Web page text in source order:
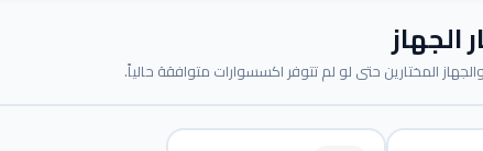
الجهاز
المختارين حتى لو لم تتوفر اكسسوارات متوافقة حالياً.